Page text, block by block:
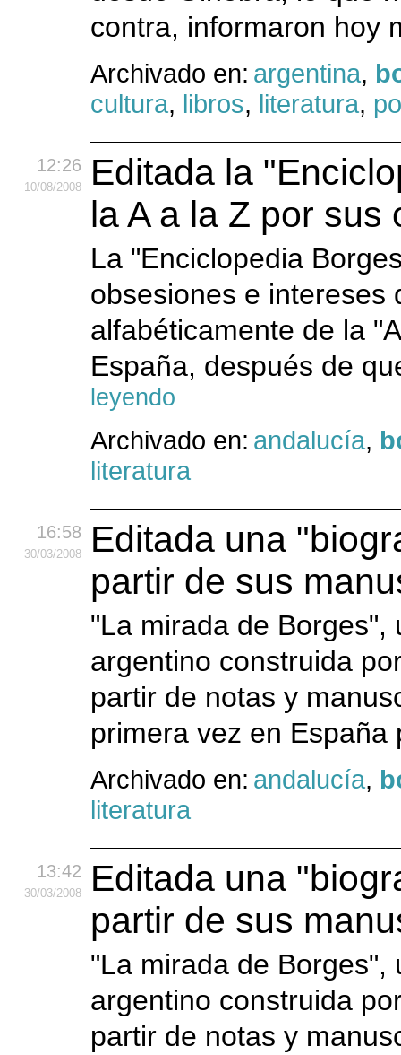
contra, informaron hoy
Archivado en: argentina,
cultura, libros, literatura,
12:26
10/08/2008
Editada la
la A a la Z por sus
La "Enciclopedia
obsesiones e intereses
alfabéticamente de la
España, después de
leyendo
Archivado en: andalucía,
literatura
16:58
30/03/2008
Editada una
partir de sus
"La mirada de
argentino construida
partir de notas y
primera vez en
Archivado en: andalucía,
literatura
13:42
30/03/2008
Editada una
partir de sus
"La mirada de
argentino construida
partir de notas y